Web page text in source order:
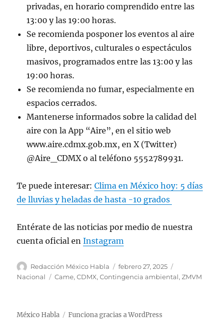
privadas, en horario comprendido entre las
13:00 y las 19:00 horas.
Se recomienda posponer los eventos al aire
libre, deportivos, culturales o espectáculos
masivos, programados entre las 13:00 y las
19:00 horas.
Se recomienda no fumar, especialmente en
espacios cerrados.
Mantenerse informados sobre la calidad del
aire con la App “Aire”, en el sitio web
www.aire.cdmx.gob.mx, en X (Twitter)
@Aire_CDMX o al teléfono 5552789931.
Te puede interesar:Clima en México hoy: 5 días
de lluvias y heladas de hasta -10 grados
Entérate de las noticias por medio de nuestra
cuenta oficial enInstagram
A
u
Redacción México Habla
P
u
c
febrero 27, 2025
a
Nacional
E
u
Came,CDMX,Contingencia ambiental,ZMVM
México Habla Funciona gracias a WordPress